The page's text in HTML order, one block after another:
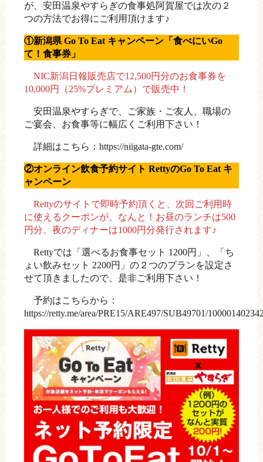
が、安田温泉やすらぎの食事処阿賀屋では次の２
つの方法でお得にご利用頂けます♪
①新潟県 Go To Eat キャンペーン「食べにいGo
て！食事券」
NIC新潟日報販売店で12,500円分のお食事券を
10,000円（25%プレミアム）で販売中！
安田温泉やすらぎで、ご家族・ご友人、職場の
ご宴会、お食事等に幅広くご利用下さい！
詳細はこちら： https://niigata-gte.com/
②オンライン飲食予約サイト RettyのGo To Eat キ
ャンペーン
Rettyのサイトで即時予約頂くと、次回ご利用時
に使えるクーポンが、なんと！お昼のランチは500
円分、夜のディナーは1000円分発行されます♪
Rettyでは「 選べるお食事セット 1200円 」、「ち
ょい飲みセット 2200円」の２つのプランを設定さ
せて頂きましたので、是非ご利用下さい！
予約はこちらから：
https://retty.me/area/PRE15/ARE497/SUB49701/